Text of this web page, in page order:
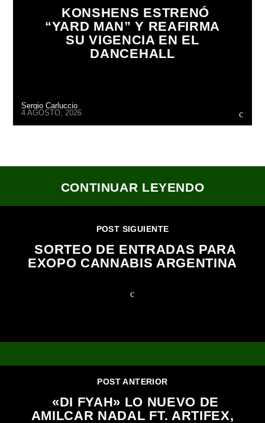
KONSHENS ESTRENÓ
“YARD MAN” Y REAFIRMA
SU VIGENCIA EN EL
DANCEHALL
Sergio Carluccio
4 AGOSTO, 2026
CONTINUAR LEYENDO
POST SIGUIENTE
SORTEO DE ENTRADAS PARA
EXOPO CANNABIS ARGENTINA
POST ANTERIOR
«DI FYAH» LO NUEVO DE
AMILCAR NADAL FT. ARTIFEX,